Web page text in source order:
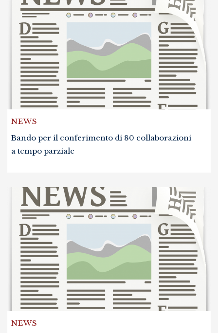
NEWS
Bando per il conferimento di 80 collaborazioni
a tempo parziale
NEWS